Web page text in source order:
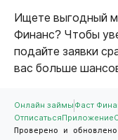
Ищете выгодный
Финанс? Чтобы
подайте заявки
вас больше
Онлайн займы Фаст
ОтписатьсяПриложение
Проверено и